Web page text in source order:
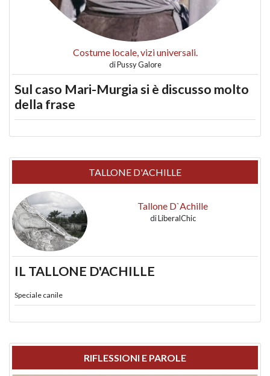
Costume locale, vizi universali.
diPussy Galore
Sul caso Mari-Murgia si è discusso molto
della frase
TALLONE D'ACHILLE
Tallone D`Achille
diLiberalChic
IL TALLONE D'ACHILLE
Speciale canile
RIFLESSIONI E PAROLE